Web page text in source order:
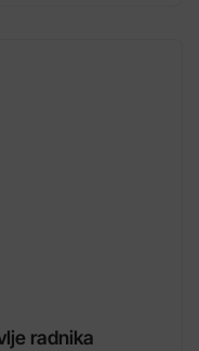
radnika